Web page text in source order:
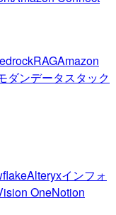
RAGAmazon
ダンデータスタック
Alteryxインフォ
OneNotion